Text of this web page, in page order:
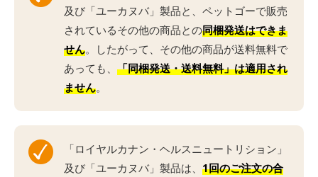
及び「ユーカヌバ」製品と、ペットゴーで販売
されているその他の商品との同梱発送はできま
せん。したがって、その他の商品が送料無料で
あっても、 「同梱発送・送料無料」は適用され
ません。
「ロイヤルカナン・ヘルスニュートリション」
及び「ユーカヌバ」製品は、 1回のご注文の合